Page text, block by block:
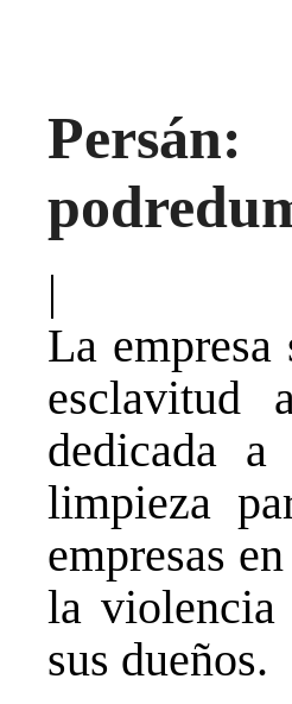
|
La
esclavitud
dedicada
limpieza
empresas
la violencia
sus dueños.